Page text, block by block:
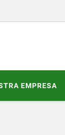
EMPRESA